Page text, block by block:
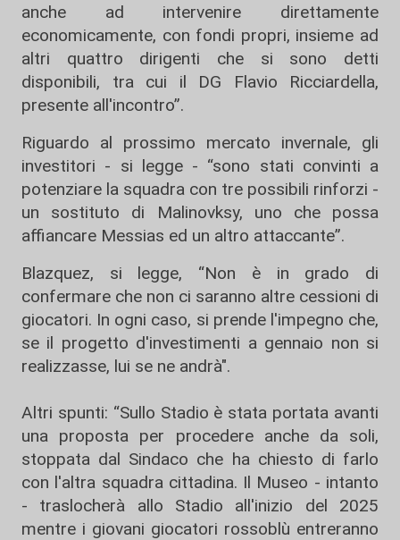
anche ad intervenire direttamente
economicamente, con fondi propri, insieme ad
altri quattro dirigenti che si sono detti
disponibili, tra cui il DG Flavio Ricciardella,
presente all'incontro”.
Riguardo al prossimo mercato invernale, gli
investitori - si legge - “sono stati convinti a
potenziare la squadra con tre possibili rinforzi -
un sostituto di Malinovksy, uno che possa
affiancare Messias ed un altro attaccante”.
Blazquez, si legge, “Non è in grado di
confermare che non ci saranno altre cessioni di
giocatori. In ogni caso, si prende l'impegno che,
se il progetto d'investimenti a gennaio non si
realizzasse, lui se ne andrà".
Altri spunti: “Sullo Stadio è stata portata avanti
una proposta per procedere anche da soli,
stoppata dal Sindaco che ha chiesto di farlo
con l'altra squadra cittadina. Il Museo - intanto
- traslocherà allo Stadio all'inizio del 2025
mentre i giovani giocatori rossoblù entreranno